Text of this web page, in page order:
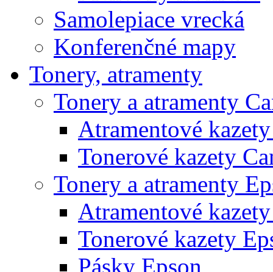
Samolepiace vrecká
Konferenčné mapy
Tonery, atramenty
Tonery a atramenty
Atramentové
Tonerové kazety
Tonery a atramenty
Atramentové
Tonerové kazety
Pásky Epson